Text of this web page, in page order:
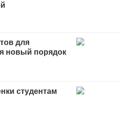
для
новый порядок
студентам